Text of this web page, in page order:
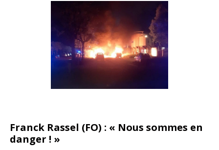
Franck Rassel (FO) : « Nous sommes en
danger ! »